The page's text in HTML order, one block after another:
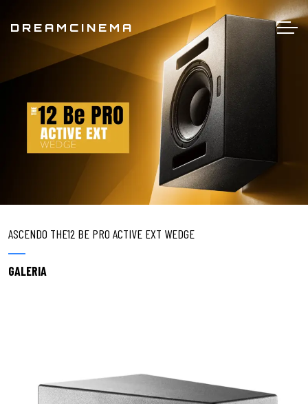
DREAMCINEMA
ASCENDO THE12 BE PRO ACTIVE EXT WEDGE
GALERIA